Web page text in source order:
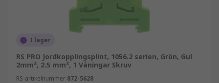
I lager
RS PRO Jordkopplingsplint, 1056.2 serien, Grön, Gul
2mm², 2.5 mm², 1 Våningar Skruv
RS-artikelnummer 872-5628